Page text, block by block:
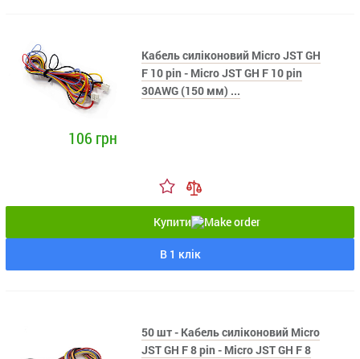
Кабель силіконовий Micro JST GH
F 10 pin - Micro JST GH F 10 pin
30AWG (150 мм) ...
106 грн
Купити
В 1 клік
50 шт - Кабель силіконовий Micro
JST GH F 8 pin - Micro JST GH F 8